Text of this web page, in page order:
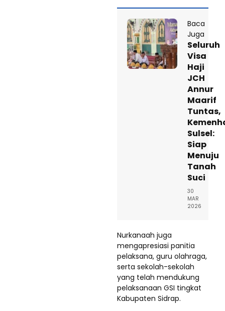
Baca
Juga
Seluruh
Visa
Haji
JCH
Annur
Maarif
Tuntas,
Sulsel:
Siap
Menuju
Tanah
Suci
30
MAR
2026
Nurkanaah juga
mengapresiasi panitia
pelaksana, guru olahraga,
serta sekolah-sekolah
yang telah mendukung
pelaksanaan GSI tingkat
Kabupaten Sidrap.